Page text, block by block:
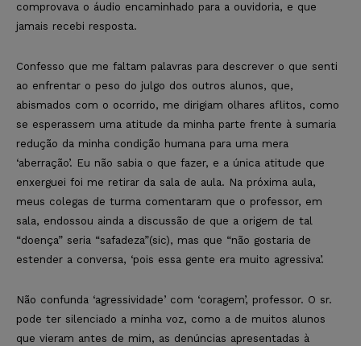
comprovava o áudio encaminhado para a ouvidoria, e que
jamais recebi resposta.
Confesso que me faltam palavras para descrever o que senti
ao enfrentar o peso do julgo dos outros alunos, que,
abismados com o ocorrido, me dirigiam olhares aflitos, como
se esperassem uma atitude da minha parte frente à sumaria
redução da minha condição humana para uma mera
‘aberração’. Eu não sabia o que fazer, e a única atitude que
enxerguei foi me retirar da sala de aula. Na próxima aula,
meus colegas de turma comentaram que o professor, em
sala, endossou ainda a discussão de que a origem de tal
“doença” seria “safadeza”(sic), mas que “não gostaria de
estender a conversa, ‘pois essa gente era muito agressiva’.
Não confunda ‘agressividade’ com ‘coragem’, professor. O sr.
pode ter silenciado a minha voz, como a de muitos alunos
que vieram antes de mim, as denúncias apresentadas à